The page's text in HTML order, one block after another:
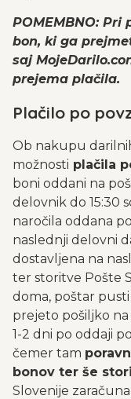
POMEMBNO:
bon, ki ga
saj
prejema plačila.
Plačilo po
Ob nakupu
možnosti plačila
boni oddani na
delovnik do 15:30
naročila oddana
naslednji delovni
dostavljena na
ter storitve Pošte
doma, poštar
prejeto pošiljko na
1-2 dni po oddaji
čemer tam
bonov ter še
Slovenije